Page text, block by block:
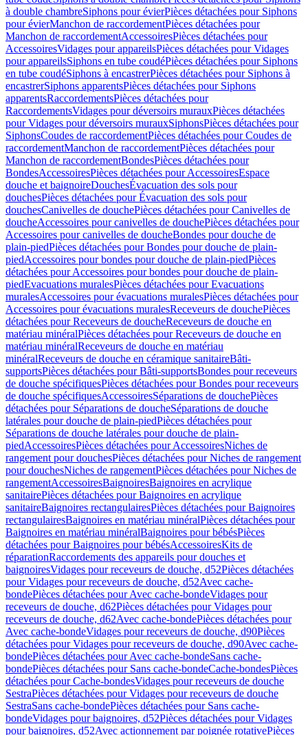
à double chambreSiphons pour évierPièces détachées pour Siphons
pour évierManchon de raccordementPièces détachées pour
Manchon de raccordementAccessoiresPièces détachées pour
AccessoiresVidages pour appareilsPièces détachées pour Vidages
pour appareilsSiphons en tube coudéPièces détachées pour Siphons
en tube coudéSiphons à encastrerPièces détachées pour Siphons à
encastrerSiphons apparentsPièces détachées pour Siphons
apparentsRaccordementsPièces détachées pour
RaccordementsVidages pour déversoirs murauxPièces détachées
pour Vidages pour déversoirs murauxSiphonsPièces détachées pour
SiphonsCoudes de raccordementPièces détachées pour Coudes de
raccordementManchon de raccordementPièces détachées pour
Manchon de raccordementBondesPièces détachées pour
BondesAccessoiresPièces détachées pour AccessoiresEspace
douche et baignoireDouchesÉvacuation des sols pour
douchesPièces détachées pour Évacuation des sols pour
douchesCanivelles de douchePièces détachées pour Canivelles de
doucheAccessoires pour canivelles de douchePièces détachées pour
Accessoires pour canivelles de doucheBondes pour douche de
plain-piedPièces détachées pour Bondes pour douche de plain-
piedAccessoires pour bondes pour douche de plain-piedPièces
détachées pour Accessoires pour bondes pour douche de plain-
piedEvacuations muralesPièces détachées pour Evacuations
muralesAccessoires pour évacuations muralesPièces détachées pour
Accessoires pour évacuations muralesReceveurs de douchePièces
détachées pour Receveurs de doucheReceveurs de douche en
matériau minéralPièces détachées pour Receveurs de douche en
matériau minéralReceveurs de douche en matériau
minéralReceveurs de douche en céramique sanitaireBâti-
supportsPièces détachées pour Bâti-supportsBondes pour receveurs
de douche spécifiquesPièces détachées pour Bondes pour receveurs
de douche spécifiquesAccessoiresSéparations de douchePièces
détachées pour Séparations de doucheSéparations de douche
latérales pour douche de plain-piedPièces détachées pour
Séparations de douche latérales pour douche de plain-
piedAccessoiresPièces détachées pour AccessoiresNiches de
rangement pour douchesPièces détachées pour Niches de rangement
pour douchesNiches de rangementPièces détachées pour Niches de
rangementAccessoiresBaignoiresBaignoires en acrylique
sanitairePièces détachées pour Baignoires en acrylique
sanitaireBaignoires rectangulairesPièces détachées pour Baignoires
rectangulairesBaignoires en matériau minéralPièces détachées pour
Baignoires en matériau minéralBaignoires pour bébésPièces
détachées pour Baignoires pour bébésAccessoiresKits de
réparationRaccordements des appareils pour douches et
baignoiresVidages pour receveurs de douche, d52Pièces détachées
pour Vidages pour receveurs de douche, d52Avec cache-
bondePièces détachées pour Avec cache-bondeVidages pour
receveurs de douche, d62Pièces détachées pour Vidages pour
receveurs de douche, d62Avec cache-bondePièces détachées pour
Avec cache-bondeVidages pour receveurs de douche, d90Pièces
détachées pour Vidages pour receveurs de douche, d90Avec cache-
bondePièces détachées pour Avec cache-bondeSans cache-
bondePièces détachées pour Sans cache-bondeCache-bondesPièces
détachées pour Cache-bondesVidages pour receveurs de douche
SestraPièces détachées pour Vidages pour receveurs de douche
SestraSans cache-bondePièces détachées pour Sans cache-
bondeVidages pour baignoires, d52Pièces détachées pour Vidages
pour baignoires, d52Avec actionnement par poignée rotativePièces